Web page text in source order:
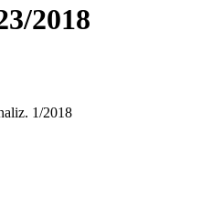
2018
1/2018